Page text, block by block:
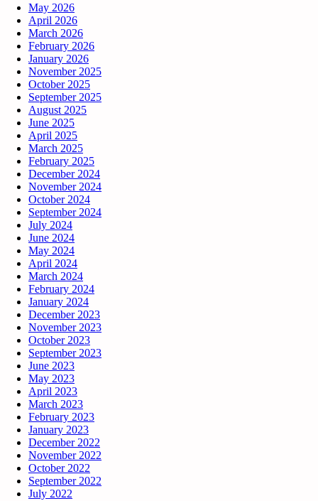
May 2026
April 2026
March 2026
February 2026
January 2026
November 2025
October 2025
September 2025
August 2025
June 2025
April 2025
March 2025
February 2025
December 2024
November 2024
October 2024
September 2024
July 2024
June 2024
May 2024
April 2024
March 2024
February 2024
January 2024
December 2023
November 2023
October 2023
September 2023
June 2023
May 2023
April 2023
March 2023
February 2023
January 2023
December 2022
November 2022
October 2022
September 2022
July 2022